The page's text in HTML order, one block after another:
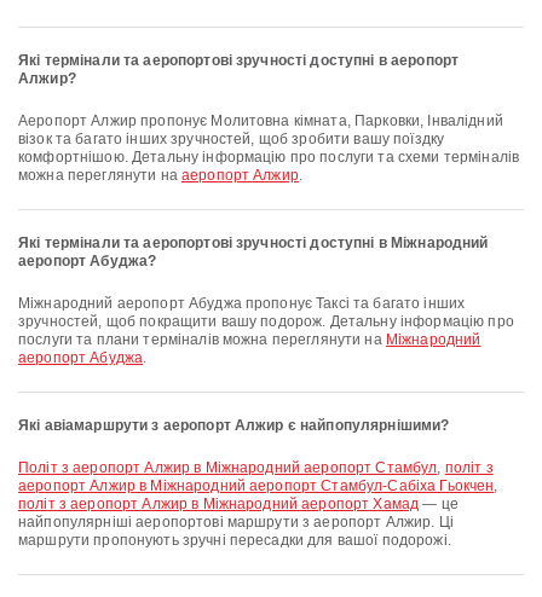
Які термінали та аеропортові зручності доступні в аеропорт
Алжир?
аеропорт Алжир пропонує Молитовна кімната, Парковки, Інвалідний
візок та багато інших зручностей, щоб зробити вашу поїздку
комфортнішою. Детальну інформацію про послуги та схеми терміналів
можна переглянути на аеропорт Алжир.
Які термінали та аеропортові зручності доступні в Міжнародний
аеропорт Абуджа?
Міжнародний аеропорт Абуджа пропонує Таксі та багато інших
зручностей, щоб покращити вашу подорож. Детальну інформацію про
послуги та плани терміналів можна переглянути на Міжнародний
аеропорт Абуджа.
Які авіамаршрути з аеропорт Алжир є найпопулярнішими?
політ з аеропорт Алжир в Міжнародний аеропорт Стамбул, політ з
аеропорт Алжир в Міжнародний аеропорт Стамбул-Сабіха Гьокчен,
політ з аеропорт Алжир в Міжнародний аеропорт Хамад — це
найпопулярніші аеропортові маршрути з аеропорт Алжир. Ці
маршрути пропонують зручні пересадки для вашої подорожі.